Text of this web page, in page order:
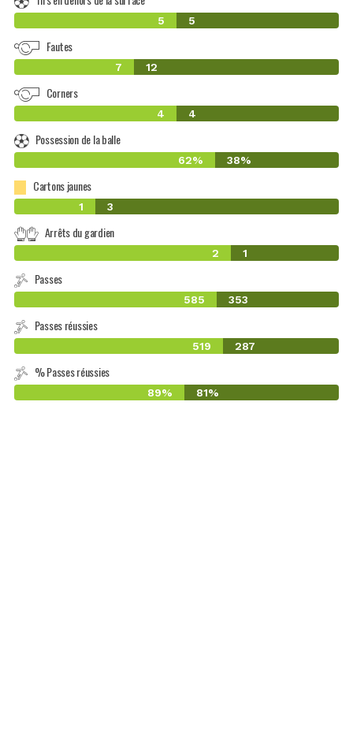
5 5
Fautes
7 12
Corners
4 4
Possession de la balle
62% 38%
Cartons jaunes
1 3
Arrêts du gardien
2 1
Passes
585 353
Passes réussies
519 287
% Passes réussies
89% 81%